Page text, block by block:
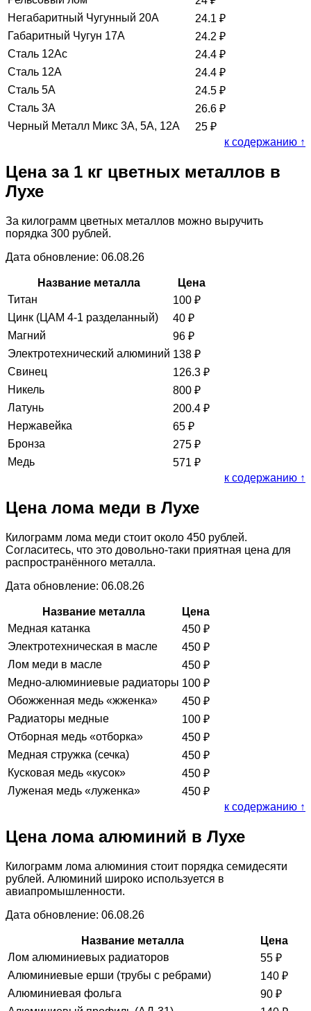
Негабаритный Чугунный 20А
24.1 ₽
Габаритный Чугун 17А
24.2 ₽
Сталь 12Ас
24.4 ₽
Сталь 12А
24.4 ₽
Сталь 5А
24.5 ₽
Сталь 3А
26.6 ₽
Черный Металл Микс 3А, 5А, 12А
25 ₽
к содержанию ↑
Цена за 1 кг цветных металлов в
Лухе
За килограмм цветных металлов можно выручить
порядка 300 рублей.
Дата обновление: 06.08.26
Название металла
Цена
Титан
100 ₽
Цинк (ЦАМ 4-1 разделанный)
40 ₽
Магний
96 ₽
Электротехнический алюминий 138 ₽
Свинец
126.3 ₽
Никель
800 ₽
Латунь
200.4 ₽
Нержавейка
65 ₽
Бронза
275 ₽
Медь
571 ₽
к содержанию ↑
Цена лома меди в Лухе
Килограмм лома меди стоит около 450 рублей.
Согласитесь, что это довольно-таки приятная цена для
распространённого металла.
Дата обновление: 06.08.26
Название металла
Цена
Медная катанка
450 ₽
Электротехническая в масле
450 ₽
Лом меди в масле
450 ₽
Медно-алюминиевые радиаторы 100 ₽
Обожженная медь «жженка»
450 ₽
Радиаторы медные
100 ₽
Отборная медь «отборка»
450 ₽
Медная стружка (сечка)
450 ₽
Кусковая медь «кусок»
450 ₽
Луженая медь «луженка»
450 ₽
к содержанию ↑
Цена лома алюминий в Лухе
Килограмм лома алюминия стоит порядка семидесяти
рублей. Алюминий широко используется в
авиапромышленности.
Дата обновление: 06.08.26
Название металла
Цена
Лом алюминиевых радиаторов
55 ₽
Алюминиевые ерши (трубы с ребрами)
140 ₽
Алюминиевая фольга
90 ₽